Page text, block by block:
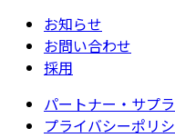
お知らせ
お問い合わせ
採用
パートナー・サプ
プライバシーポリ